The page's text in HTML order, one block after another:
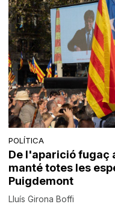
POLÍTICA
De l'aparició fugaç
manté totes les
Puigdemont
Lluís Girona Boffi